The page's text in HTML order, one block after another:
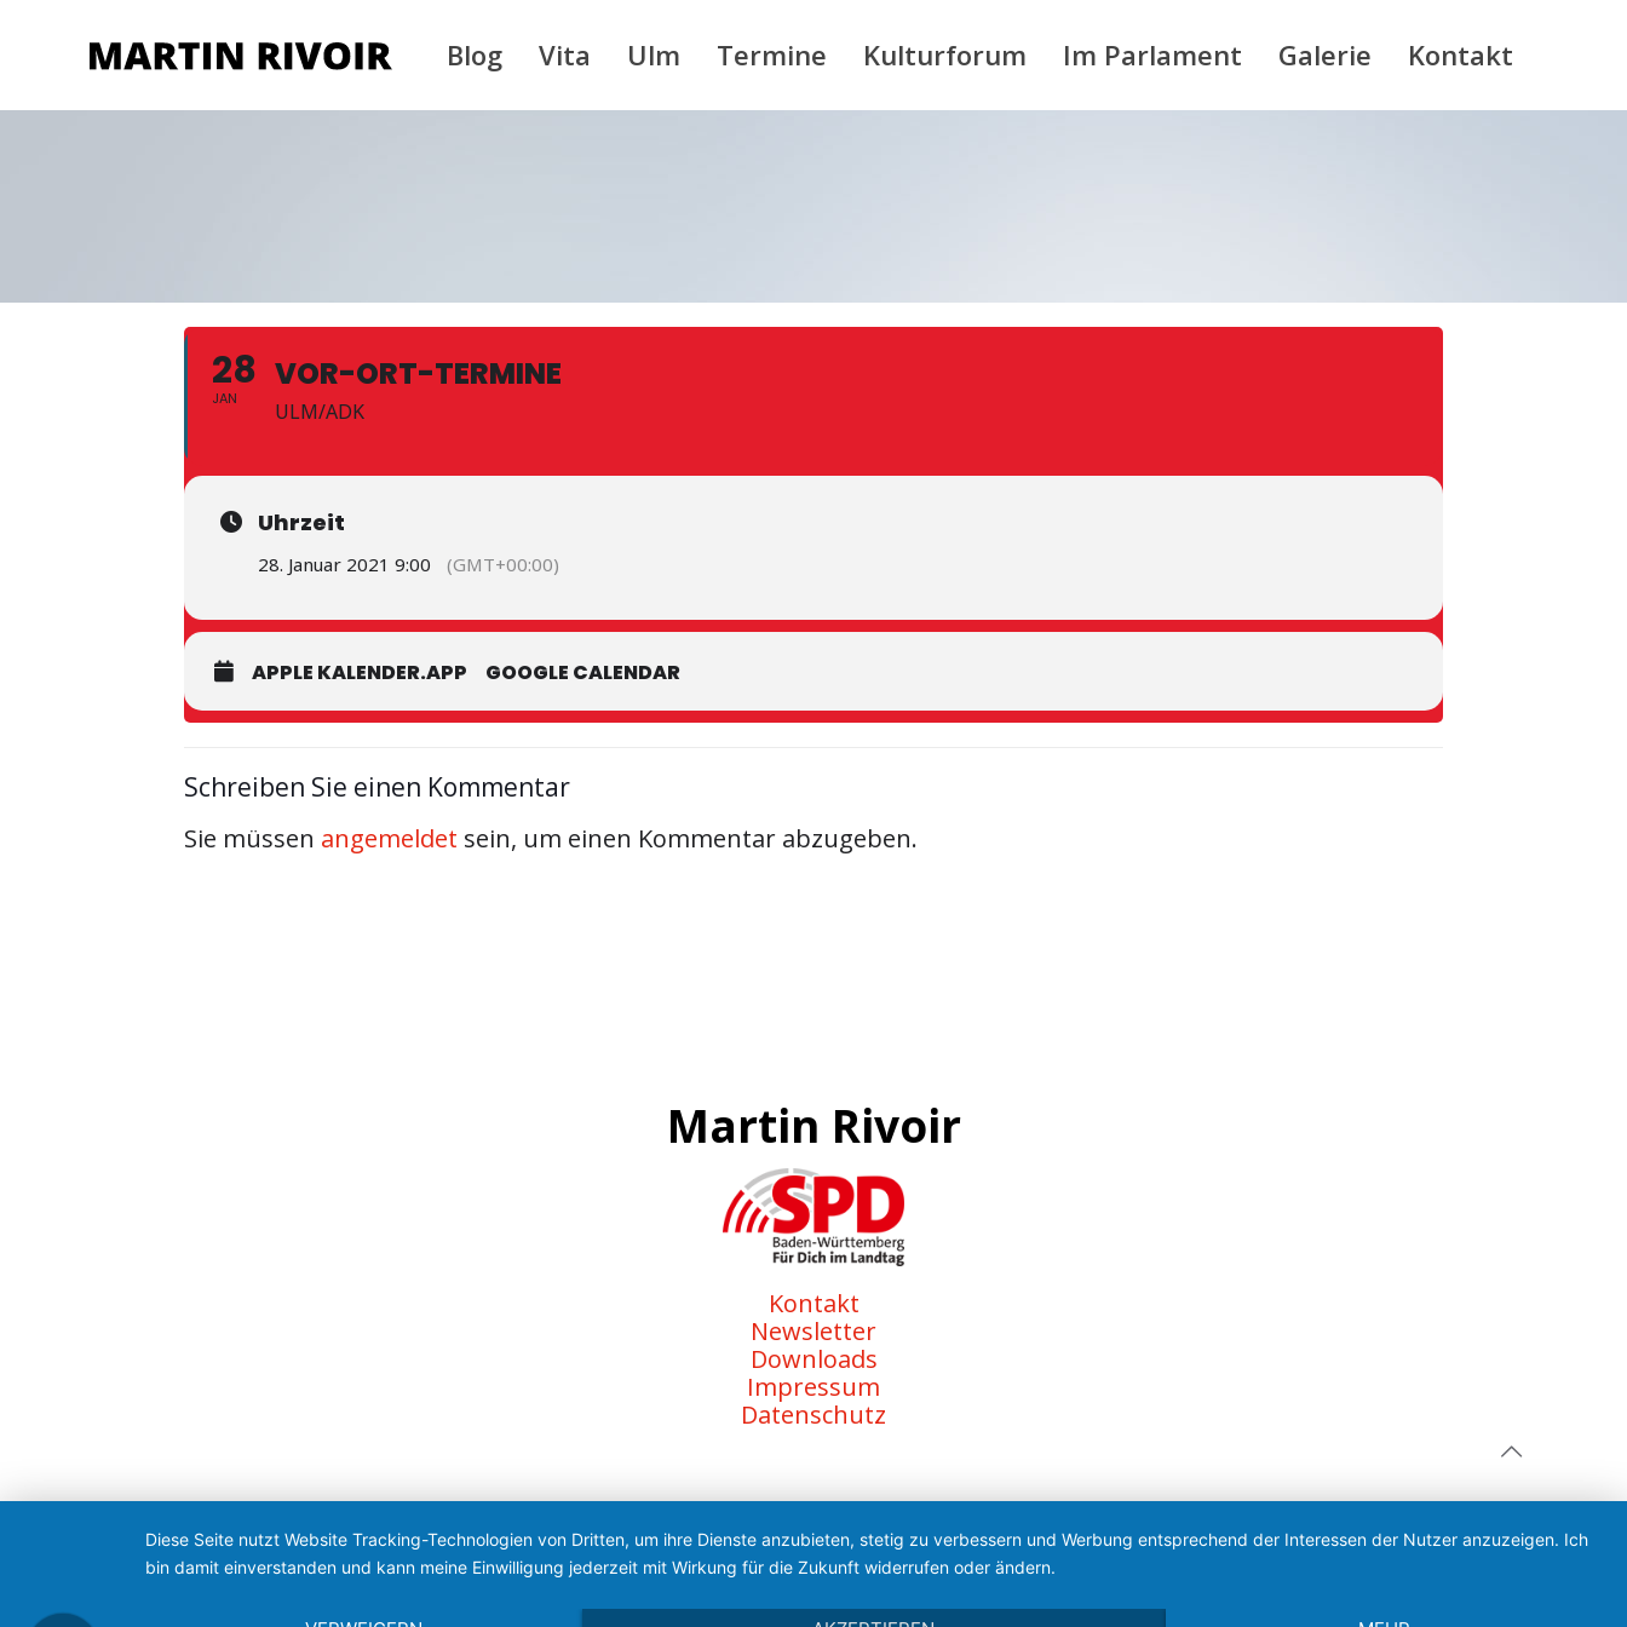
Blog Vita Ulm Termine Kulturforum Im Parlament Galerie Kontakt
28
JAN
VOR-ORT-TERMINE
ULM/ADK
Uhrzeit
28. Januar 2021 9:00 (GMT+00:00)
APPLE KALENDER.APP GOOGLE CALENDAR
Schreiben Sie einen Kommentar
Sie müssen angemeldet sein, um einen Kommentar abzugeben.
Martin Rivoir
Kontakt
Newsletter
Downloads
Impressum
Datenschutz
Diese Seite nutzt Website Tracking-Technologien von Dritten, um ihre Dienste anzubieten, stetig zu verbessern und Werbung entsprechend der Interessen der Nutzer anzuzeigen. Ich
bin damit einverstanden und kann meine Einwilligung jederzeit mit Wirkung für die Zukunft widerrufen oder ändern.